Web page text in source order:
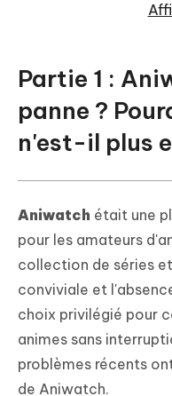
Partie 3 :
de Visionnage
Mirror
Partie 1 :
panne ?
n'est-il plus
Aniwatch était une
pour les amateurs
collection de séries
conviviale et
choix privilégié pour
animes sans
problèmes récents
de Aniwatch.